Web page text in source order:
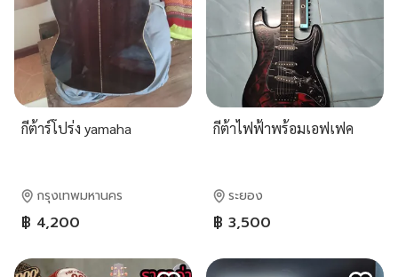
กีต้าร์โปร่ง yamaha
กรุงเทพมหานคร
฿ 4,200
กีต้าไฟฟ้าพร้อมเอฟเฟค
ระยอง
฿ 3,500